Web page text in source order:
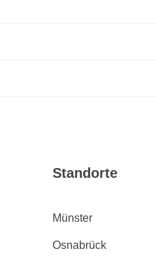
Standorte
Münster
Osnabrück